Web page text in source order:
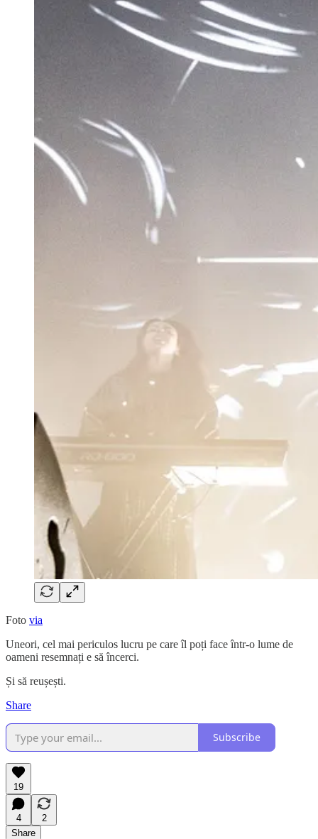
Foto via
Uneori, cel mai periculos lucru pe care îl poți face într-o lume de
oameni resemnați e să încerci.
Și să reușești.
Share
Subscribe
19
4
2
Share